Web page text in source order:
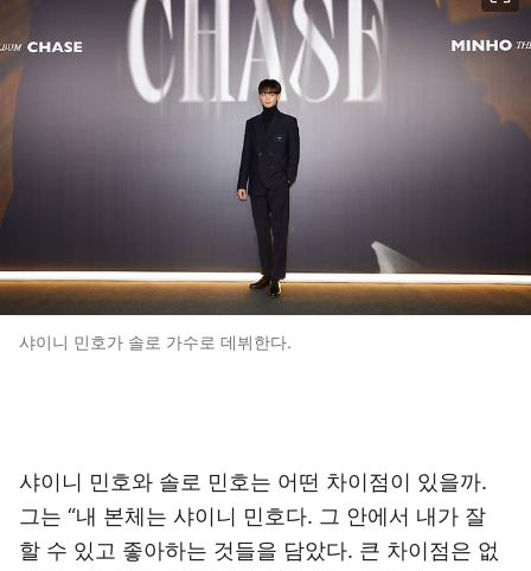
샤이니 민호가 솔로 가수로 데뷔한다.
샤이니 민호와 솔로 민호는 어떤 차이점이 있을까.
그는 “내 본체는 샤이니 민호다. 그 안에서 내가 잘
할 수 있고 좋아하는 것들을 담았다. 큰 차이점은 없